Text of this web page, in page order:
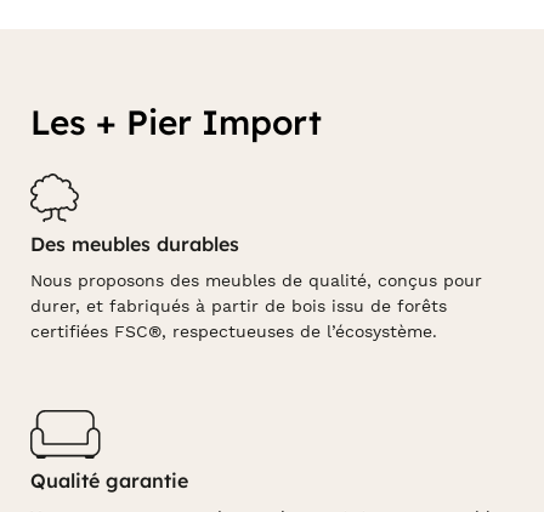
Les + Pier Import
Des meubles durables
Nous proposons des meubles de qualité, conçus pour
durer, et fabriqués à partir de bois issu de forêts
certifiées FSC®, respectueuses de l’écosystème.
Qualité garantie